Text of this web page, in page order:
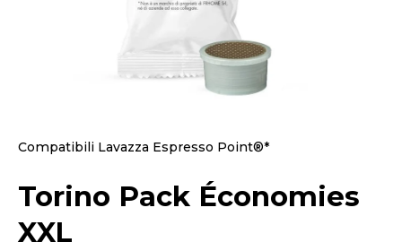
Compatibili Lavazza Espresso Point®*
Torino Pack Économies
XXL